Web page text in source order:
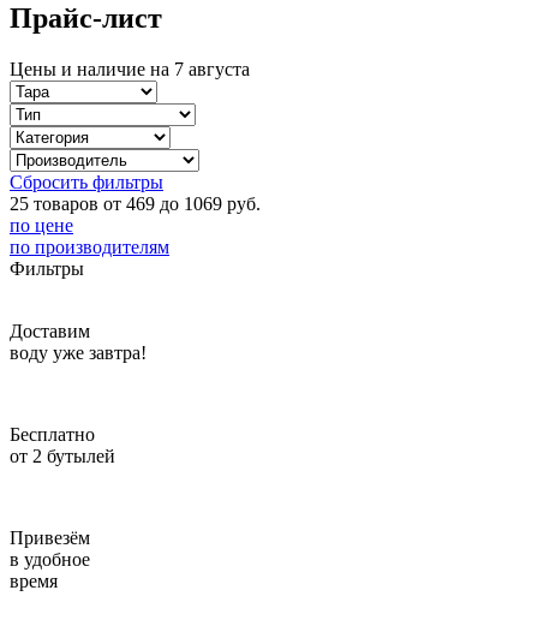
Прайс-лист
Цены и наличие на 7 августа
Сбросить фильтры
25 товаров от 469 до 1069 руб.
по цене
по производителям
Фильтры
Доставим
воду уже завтра!
Бесплатно
от 2 бутылей
Привезём
в удобное
время
персональных данных.
Не согласен
Ваш запрос отпрален
Ок
Введите адрес
Отправить